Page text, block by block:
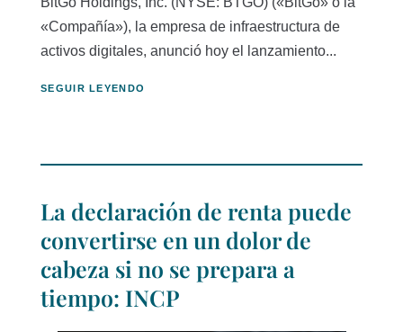
«Compañía»), la empresa de infraestructura de
activos digitales, anunció hoy el lanzamiento...
SEGUIR LEYENDO
La declaración de renta puede
convertirse en un dolor de
cabeza si no se prepara a
tiempo: INCP